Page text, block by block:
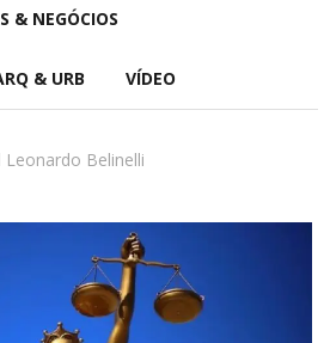
& NEGÓCIOS
& URB VÍDEO
Leonardo Belinelli